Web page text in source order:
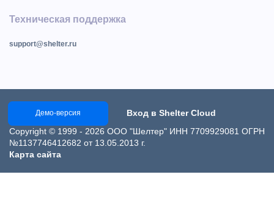
Техническая поддержка
support@shelter.ru
Вход в Shelter Cloud
Демо-версия
Copyright © 1999 - 2026 ООО "Шелтер" ИНН 7709929081 ОГРН
№1137746412682 от 13.05.2013 г.
Карта сайта